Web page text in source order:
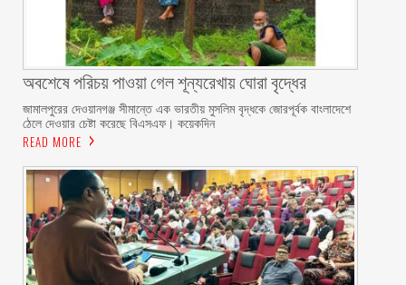
অবশেষে পরিচয় পাওয়া গেল শূন্যরেখায় ঘোরা বৃদ্ধের
জামালপুরের দেওয়ানগঞ্জ সীমান্তে এক ভারতীয় মুসলিম বৃদ্ধকে জোরপূর্বক বাংলাদেশে
ঠেলে দেওয়ার চেষ্টা করেছে বিএসএফ। কয়েকদিন
READ MORE